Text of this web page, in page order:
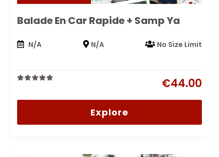
Balade En Car Rapide + Samp Ya
N/A N/A No Size Limit
€44.00
out
Explore